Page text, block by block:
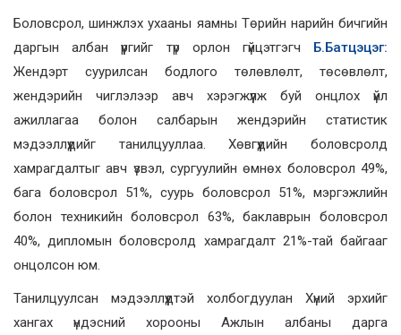
Боловсрол, шинжлэх ухааны яамны Төрийн нарийн бичгийн
даргын албан үүргийг түр орлон гүйцэтгэгч Б.Батцэцэг:
Жендэрт суурилсан бодлого төлөвлөлт, төсөвлөлт,
жендэрийн чиглэлээр авч хэрэгжүүлж буй онцлох үйл
ажиллагаа болон салбарын жендэрийн статистик
мэдээллүүдийг танилцууллаа. Хөвгүүдийн боловсролд
хамрагдалтыг авч үзвэл, сургуулийн өмнөх боловсрол 49%,
бага боловсрол 51%, суурь боловсрол 51%, мэргэжлийн
болон техникийн боловсрол 63%, баклаврын боловсрол
40%, дипломын боловсролд хамрагдалт 21%-тай байгааг
онцолсон юм.
Танилцуулсан мэдээллүүдтэй холбогдуулан Хүний эрхийг
хангах үндэсний хорооны Ажлын албаны дарга